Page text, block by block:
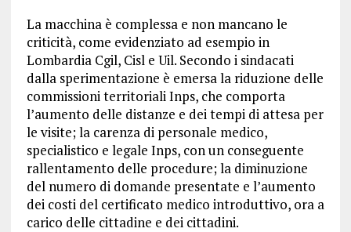
La macchina è complessa e non mancano le
criticità, come evidenziato ad esempio in
Lombardia Cgil, Cisl e Uil. Secondo i sindacati
dalla sperimentazione è emersa la riduzione delle
commissioni territoriali Inps, che comporta
l’aumento delle distanze e dei tempi di attesa per
le visite; la carenza di personale medico,
specialistico e legale Inps, con un conseguente
rallentamento delle procedure; la diminuzione
del numero di domande presentate e l’aumento
dei costi del certificato medico introduttivo, ora a
carico delle cittadine e dei cittadini.